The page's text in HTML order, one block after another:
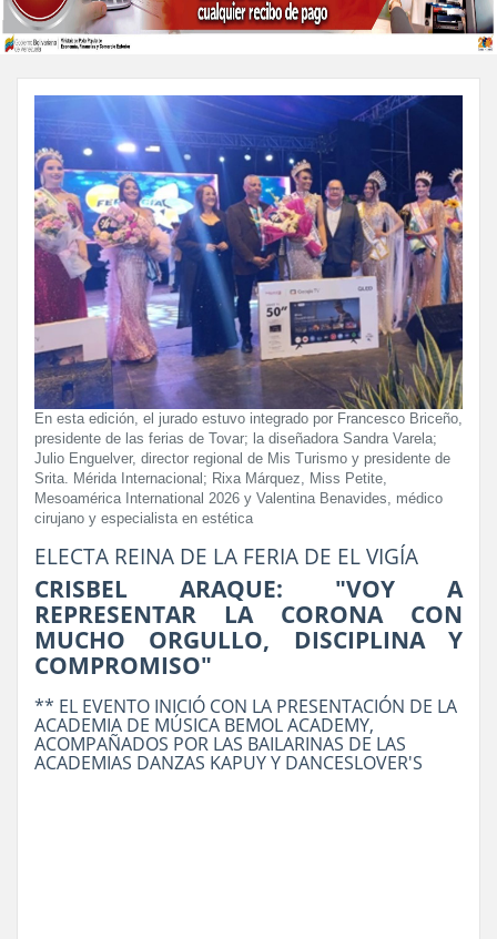
En esta edición, el jurado estuvo integrado por Francesco Briceño,
presidente de las ferias de Tovar; la diseñadora Sandra Varela;
Julio Enguelver, director regional de Mis Turismo y presidente de
Srita. Mérida Internacional; Rixa Márquez, Miss Petite,
Mesoamérica International 2026 y Valentina Benavides, médico
cirujano y especialista en estética
ELECTA REINA DE LA FERIA DE EL VIGÍA
CRISBEL ARAQUE: "VOY A
REPRESENTAR LA CORONA CON
MUCHO ORGULLO, DISCIPLINA Y
COMPROMISO"
** EL EVENTO INICIÓ CON LA PRESENTACIÓN DE LA
ACADEMIA DE MÚSICA BEMOL ACADEMY,
ACOMPAÑADOS POR LAS BAILARINAS DE LAS
ACADEMIAS DANZAS KAPUY Y DANCESLOVER'S